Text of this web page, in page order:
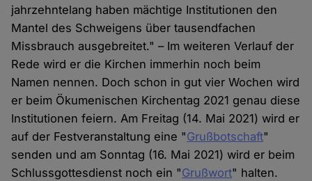
jahrzehntelang haben mächtige Institutionen den
Mantel des Schweigens über tausendfachen
Missbrauch ausgebreitet." – Im weiteren Verlauf der
Rede wird er die Kirchen immerhin noch beim
Namen nennen. Doch schon in gut vier Wochen wird
er beim Ökumenischen Kirchentag 2021 genau diese
Institutionen feiern. Am Freitag (14. Mai 2021) wird er
auf der Festveranstaltung eine "Grußbotschaft"
senden und am Sonntag (16. Mai 2021) wird er beim
Schlussgottesdienst noch ein "Grußwort" halten.